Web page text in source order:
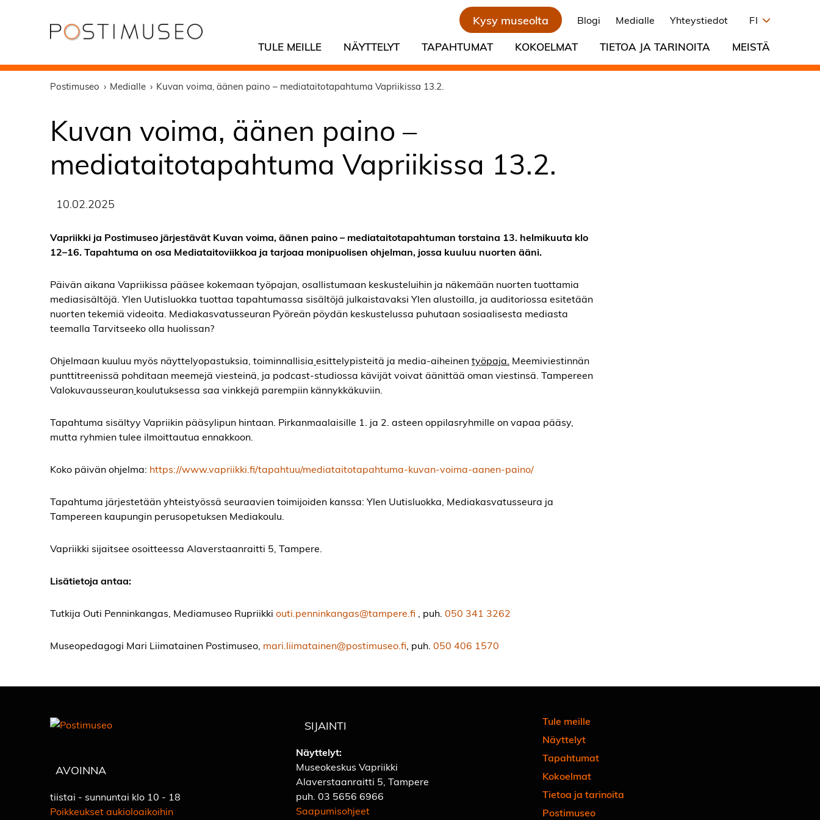
Kysy museolta Blogi Medialle Yhteystiedot FI
TULE MEILLE NÄYTTELYT TAPAHTUMAT KOKOELMAT TIETOA JA TARINOITA MEISTÄ
Postimuseo Medialle Kuvan voima, äänen paino – mediataitotapahtuma Vapriikissa 13.2.
Kuvan voima, äänen paino –
mediataitotapahtuma Vapriikissa 13.2.
10.02.2025
Vapriikki ja Postimuseo järjestävät Kuvan voima, äänen paino – mediataitotapahtuman torstaina 13. helmikuuta klo
12–16. Tapahtuma on osa Mediataitoviikkoa ja tarjoaa monipuolisen ohjelman, jossa kuuluu nuorten ääni.
Päivän aikana Vapriikissa pääsee kokemaan työpajan, osallistumaan keskusteluihin ja näkemään nuorten tuottamia
mediasisältöjä. Ylen Uutisluokka tuottaa tapahtumassa sisältöjä julkaistavaksi Ylen alustoilla, ja auditoriossa esitetään
nuorten tekemiä videoita. Mediakasvatusseuran Pyöreän pöydän keskustelussa puhutaan sosiaalisesta mediasta
teemalla Tarvitseeko olla huolissan?
Ohjelmaan kuuluu myös näyttelyopastuksia, toiminnallisia esittelypisteitä ja media-aiheinentyöpaja. Meemiviestinnän
punttitreenissä pohditaan meemejä viesteinä, ja podcast-studiossa kävijät voivat äänittää oman viestinsä. Tampereen
Valokuvausseuran koulutuksessa saa vinkkejä parempiin kännykkäkuviin.
Tapahtuma sisältyy Vapriikin pääsylipun hintaan. Pirkanmaalaisille 1. ja 2. asteen oppilasryhmille on vapaa pääsy,
mutta ryhmien tulee ilmoittautua ennakkoon.
Koko päivän ohjelma: https://www.vapriikki.fi/tapahtuu/mediataitotapahtuma-kuvan-voima-aanen-paino/
Tapahtuma järjestetään yhteistyössä seuraavien toimijoiden kanssa: Ylen Uutisluokka, Mediakasvatusseura ja
Tampereen kaupungin perusopetuksen Mediakoulu.
Vapriikki sijaitsee osoitteessa Alaverstaanraitti 5, Tampere.
Lisätietoja antaa:
Tutkija Outi Penninkangas, Mediamuseo Rupriikki outi.penninkangas@tampere.fi , puh. 050 341 3262
Museopedagogi Mari Liimatainen Postimuseo, mari.liimatainen@postimuseo.fi , puh. 050 406 1570
AVOINNA
tiistai - sunnuntai klo 10 - 18
Poikkeukset aukioloaikoihin
SIJAINTI
Näyttelyt:
Museokeskus Vapriikki
Alaverstaanraitti 5, Tampere
puh.03 5656 6966
Saapumisohjeet
Tule meille
Näyttelyt
Tapahtumat
Kokoelmat
Tietoa ja tarinoita
Postimuseo